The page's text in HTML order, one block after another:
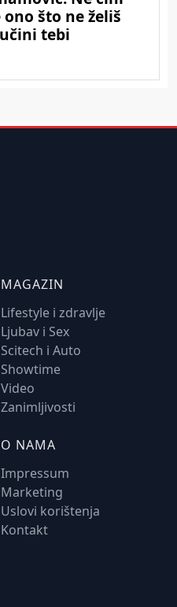
MAGAZIN
Lifestyle i zdravlje
Ljubav i Sex
Scitech i Auto
Showtime
Video
Zanimljivosti
O NAMA
Impressum
Marketing
Uslovi korištenja
Kontakt